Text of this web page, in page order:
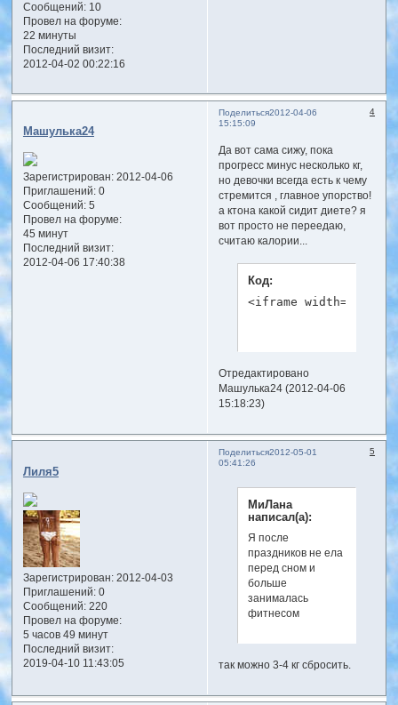
Сообщений:10
Провел на форуме:
22 минуты
Последний визит:
2012-04-02 00:22:16
Поделиться 4
2012-04-06
15:15:09
Машулька24
Зарегистрирован: 2012-04-06
Приглашений:0
Сообщений:5
Провел на форуме:
45 минут
Последний визит:
2012-04-06 17:40:38
Да вот сама сижу, пока
прогресс минус несколько кг,
но девочки всегда есть к чему
стремится , главное упорство!
а ктона какой сидит диете? я
вот просто не переедаю,
считаю калории...
Код:
<iframe width="400"
Отредактировано
Машулька24 (2012-04-06
15:18:23)
Поделиться 5
2012-05-01
05:41:26
Лиля5
Зарегистрирован: 2012-04-03
Приглашений:0
Сообщений:220
Провел на форуме:
5 часов 49 минут
Последний визит:
2019-04-10 11:43:05
МиЛана
написал(а):
Я после
праздников не ела
перед сном и
больше
занималась
фитнесом
так можно 3-4 кг сбросить.